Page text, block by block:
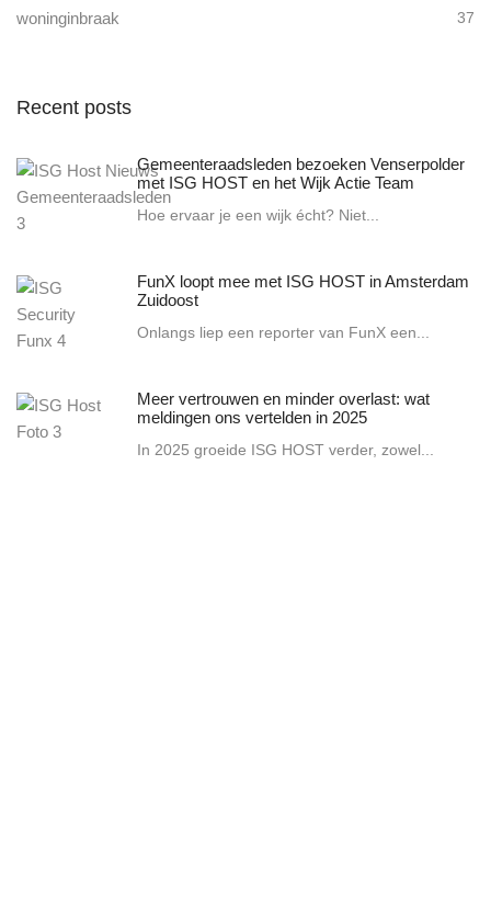
woninginbraak 37
Recent posts
Gemeenteraadsleden bezoeken Venserpolder
met ISG HOST en het Wijk Actie Team
Hoe ervaar je een wijk écht? Niet...
FunX loopt mee met ISG HOST in Amsterdam
Zuidoost
Onlangs liep een reporter van FunX een...
Meer vertrouwen en minder overlast: wat
meldingen ons vertelden in 2025
In 2025 groeide ISG HOST verder, zowel...